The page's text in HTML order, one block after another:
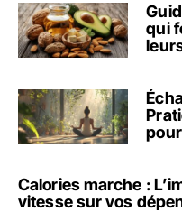
qui
Calories marche :
vitesse sur vos